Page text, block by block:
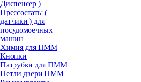
Диспенсер )
Прессостаты (
датчики ) для
посудомоечных
машин
Химия для ПММ
Кнопки
Патрубки для ПММ
Петли двери ПММ